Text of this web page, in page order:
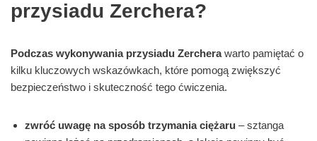
przysiadu Zerchera?
Podczas wykonywania przysiadu Zercherawarto pamiętać o
kilku kluczowych wskazówkach, które pomogą zwiększyć
bezpieczeństwo i skuteczność tego ćwiczenia.
zwróć uwagę na sposób trzymania ciężaru – sztanga